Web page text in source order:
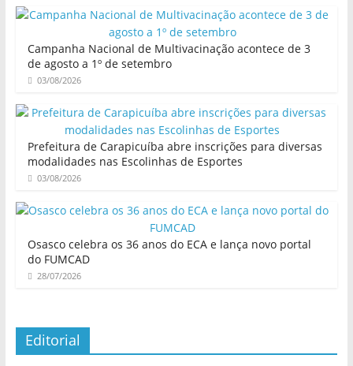
Campanha Nacional de Multivacinação acontece de 3
de agosto a 1º de setembro
03/08/2026
Prefeitura de Carapicuíba abre inscrições para diversas
modalidades nas Escolinhas de Esportes
03/08/2026
Osasco celebra os 36 anos do ECA e lança novo portal
do FUMCAD
28/07/2026
Editorial